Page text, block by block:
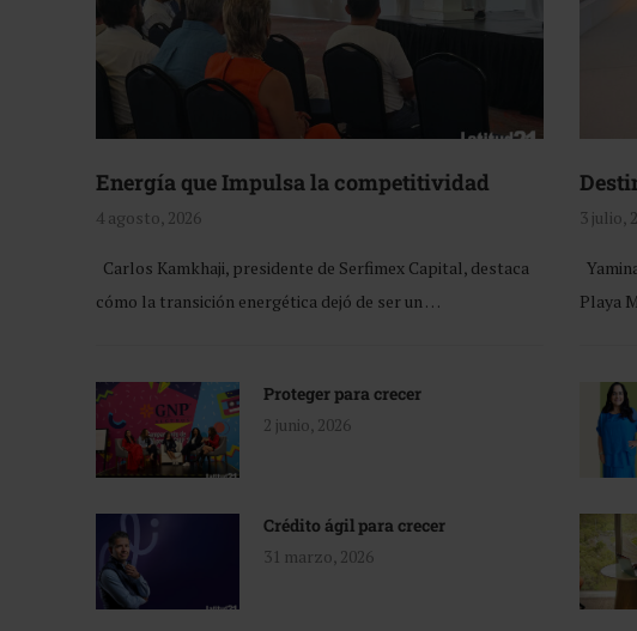
Energía que Impulsa la competitividad
4 agosto, 2026
Carlos Kamkhaji, presidente de Serfimex Capital, destaca
cómo la transición energética dejó de ser un …
3 julio,
Playa
Proteger para crecer
2 junio, 2026
Crédito ágil para crecer
31 marzo, 2026